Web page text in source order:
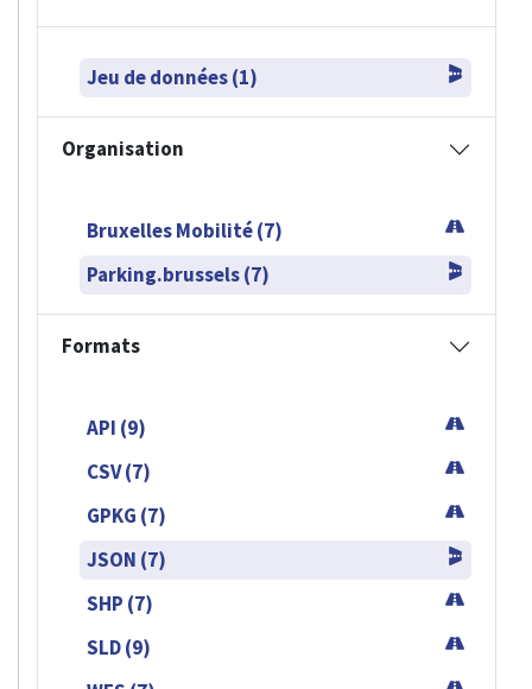
Jeu de données (1)
Organisation
Bruxelles Mobilité (7)
Parking.brussels (7)
Formats
API (9)
CSV (7)
GPKG (7)
JSON (7)
SHP (7)
SLD (9)